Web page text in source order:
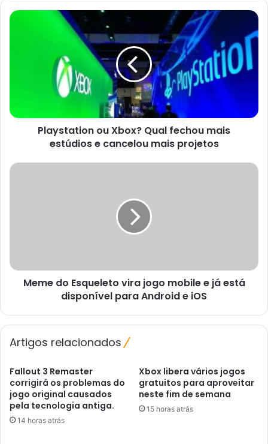
Playstation
cancelou
Playstation ou Xbox? Qual fechou mais
estúdios e cancelou mais projetos
Meme
está
disponível
Meme do Esqueleto vira jogo mobile e já está
disponível para Android e iOS
Artigos relacionados
Fallout 3 Remaster
corrigirá os problemas do
jogo original causados ​​
pela tecnologia antiga.
14 horas atrás
Xbox libera vários jogos
gratuitos para aproveitar
neste fim de semana
15 horas atrás